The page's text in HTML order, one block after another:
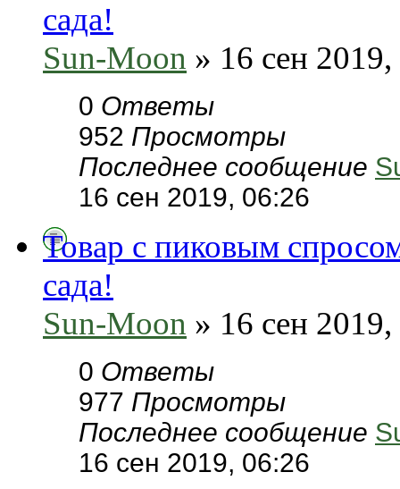
сада!
Sun-Moon » 16 сен
0 Ответы
952 Просмотры
Последнее сообщение
16 сен 2019, 06:26
Товар с пиковым
сада!
Sun-Moon » 16 сен
0 Ответы
977 Просмотры
Последнее сообщение
16 сен 2019, 06:26